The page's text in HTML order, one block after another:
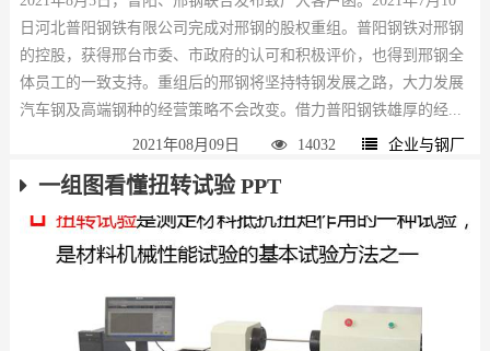
日河北普阳钢铁有限公司完成对邢钢的股权重组。普阳钢铁对邢钢
的控股，获得邢台市委、市政府的认可和积极评价，也得到邢钢全
体员工的一致支持。重组后的邢钢将坚持特钢发展之路，大力发展
汽车钢及高端钢种的经营策略不会改变。借力普阳钢铁雄厚的经...
2021年08月09日 14032 企业与钢厂
一组图看懂扭转试验 PPT